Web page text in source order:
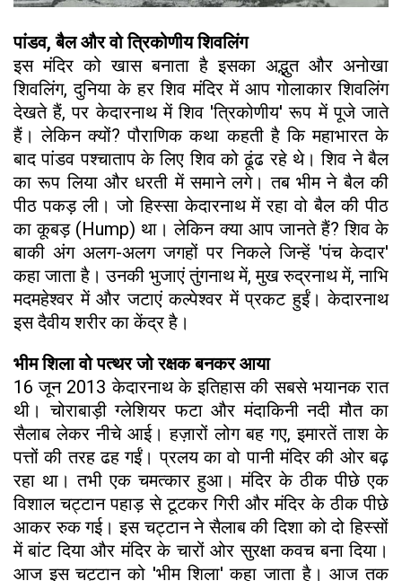
पांडव, बैल और वो त्रिकोणीय शिवलिंग
इस मंदिर को खास बनाता है इसका अद्भुत और अनोखा
शिवलिंग, दुनिया के हर शिव मंदिर में आप गोलाकार शिवलिंग
देखते हैं, पर केदारनाथ में शिव 'त्रिकोणीय' रूप में पूजे जाते
हैं। लेकिन क्यों? पौराणिक कथा कहती है कि महाभारत के
बाद पांडव पश्चाताप के लिए शिव को ढूंढ रहे थे। शिव ने बैल
का रूप लिया और धरती में समाने लगे। तब भीम ने बैल की
पीठ पकड़ ली। जो हिस्सा केदारनाथ में रहा वो बैल की पीठ
का कूबड़ (Hump) था। लेकिन क्या आप जानते हैं? शिव के
बाकी अंग अलग-अलग जगहों पर निकले जिन्हें 'पंच केदार'
कहा जाता है। उनकी भुजाएं तुंगनाथ में, मुख रुद्रनाथ में, नाभि
मदमहेश्वर में और जटाएं कल्पेश्वर में प्रकट हुईं। केदारनाथ
इस दैवीय शरीर का केंद्र है।
भीम शिला वो पत्थर जो रक्षक बनकर आया
16 जून 2013 केदारनाथ के इतिहास की सबसे भयानक रात
थी। चोराबाड़ी ग्लेशियर फटा और मंदाकिनी नदी मौत का
सैलाब लेकर नीचे आई। हज़ारों लोग बह गए, इमारतें ताश के
पत्तों की तरह ढह गईं। प्रलय का वो पानी मंदिर की ओर बढ़
रहा था। तभी एक चमत्कार हुआ। मंदिर के ठीक पीछे एक
विशाल चट्टान पहाड़ से टूटकर गिरी और मंदिर के ठीक पीछे
आकर रुक गई। इस चट्टान ने सैलाब की दिशा को दो हिस्सों
में बांट दिया और मंदिर के चारों ओर सुरक्षा कवच बना दिया।
आज इस चट्टान को 'भीम शिला' कहा जाता है। आज तक